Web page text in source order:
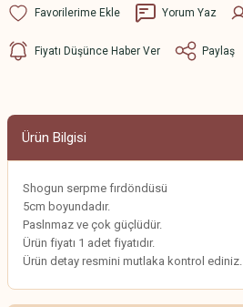
Yorum Yaz
Fiyatı Düşünce Haber Ver Paylaş
Ürün Bilgisi
Shogun serpme fırdöndüsü
5cm boyundadır.
Paslnmaz ve çok güçlüdür.
Ürün fiyatı 1 adet fiyatıdır.
Ürün detay resmini mutlaka kontrol ediniz.